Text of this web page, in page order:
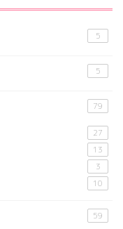
5
5
79
27
13
3
10
59